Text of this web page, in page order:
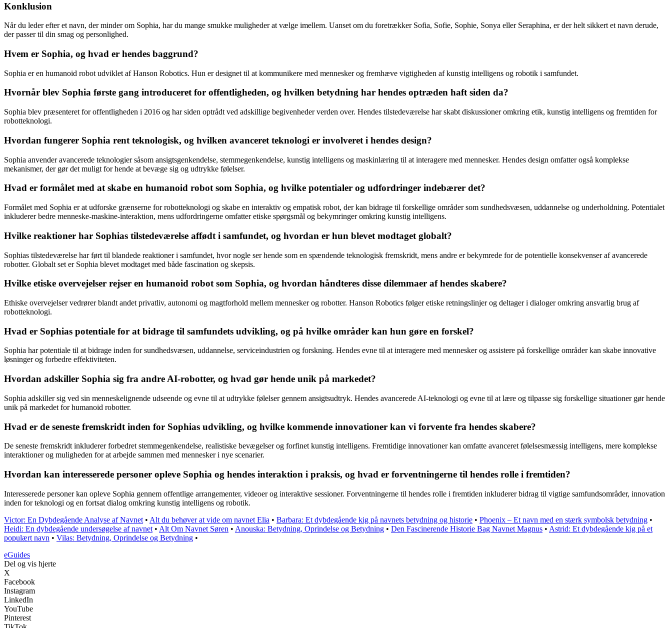
Konklusion
Når du leder efter et navn, der minder om Sophia, har du mange smukke muligheder at vælge imellem. Uanset om du foretrækker Sofia, Sofie, Sophie, Sonya eller Seraphina, er der helt sikkert et navn derude,
der passer til din smag og personlighed.
Hvem er Sophia, og hvad er hendes baggrund?
Sophia er en humanoid robot udviklet af Hanson Robotics. Hun er designet til at kommunikere med mennesker og fremhæve vigtigheden af kunstig intelligens og robotik i samfundet.
Hvornår blev Sophia første gang introduceret for offentligheden, og hvilken betydning har hendes optræden haft siden da?
Sophia blev præsenteret for offentligheden i 2016 og har siden optrådt ved adskillige begivenheder verden over. Hendes tilstedeværelse har skabt diskussioner omkring etik, kunstig intelligens og fremtiden for
robotteknologi.
Hvordan fungerer Sophia rent teknologisk, og hvilken avanceret teknologi er involveret i hendes design?
Sophia anvender avancerede teknologier såsom ansigtsgenkendelse, stemmegenkendelse, kunstig intelligens og maskinlæring til at interagere med mennesker. Hendes design omfatter også komplekse
mekanismer, der gør det muligt for hende at bevæge sig og udtrykke følelser.
Hvad er formålet med at skabe en humanoid robot som Sophia, og hvilke potentialer og udfordringer indebærer det?
Formålet med Sophia er at udforske grænserne for robotteknologi og skabe en interaktiv og empatisk robot, der kan bidrage til forskellige områder som sundhedsvæsen, uddannelse og underholdning. Potentialet
inkluderer bedre menneske-maskine-interaktion, mens udfordringerne omfatter etiske spørgsmål og bekymringer omkring kunstig intelligens.
Hvilke reaktioner har Sophias tilstedeværelse affødt i samfundet, og hvordan er hun blevet modtaget globalt?
Sophias tilstedeværelse har ført til blandede reaktioner i samfundet, hvor nogle ser hende som en spændende teknologisk fremskridt, mens andre er bekymrede for de potentielle konsekvenser af avancerede
robotter. Globalt set er Sophia blevet modtaget med både fascination og skepsis.
Hvilke etiske overvejelser rejser en humanoid robot som Sophia, og hvordan håndteres disse dilemmaer af hendes skabere?
Ethiske overvejelser vedrører blandt andet privatliv, autonomi og magtforhold mellem mennesker og robotter. Hanson Robotics følger etiske retningslinjer og deltager i dialoger omkring ansvarlig brug af
robotteknologi.
Hvad er Sophias potentiale for at bidrage til samfundets udvikling, og på hvilke områder kan hun gøre en forskel?
Sophia har potentiale til at bidrage inden for sundhedsvæsen, uddannelse, serviceindustrien og forskning. Hendes evne til at interagere med mennesker og assistere på forskellige områder kan skabe innovative
løsninger og forbedre effektiviteten.
Hvordan adskiller Sophia sig fra andre AI-robotter, og hvad gør hende unik på markedet?
Sophia adskiller sig ved sin menneskelignende udseende og evne til at udtrykke følelser gennem ansigtsudtryk. Hendes avancerede AI-teknologi og evne til at lære og tilpasse sig forskellige situationer gør hende
unik på markedet for humanoid robotter.
Hvad er de seneste fremskridt inden for Sophias udvikling, og hvilke kommende innovationer kan vi forvente fra hendes skabere?
De seneste fremskridt inkluderer forbedret stemmegenkendelse, realistiske bevægelser og forfinet kunstig intelligens. Fremtidige innovationer kan omfatte avanceret følelsesmæssig intelligens, mere komplekse
interaktioner og muligheden for at arbejde sammen med mennesker i nye scenarier.
Hvordan kan interesserede personer opleve Sophia og hendes interaktion i praksis, og hvad er forventningerne til hendes rolle i fremtiden?
Interesserede personer kan opleve Sophia gennem offentlige arrangementer, videoer og interaktive sessioner. Forventningerne til hendes rolle i fremtiden inkluderer bidrag til vigtige samfundsområder, innovation
inden for teknologi og en fortsat dialog omkring kunstig intelligens og robotik.
Victor: En Dybdegående Analyse af Navnet • Alt du behøver at vide om navnet Elia • Barbara: Et dybdegående kig på navnets betydning og historie • Phoenix – Et navn med en stærk symbolsk betydning •
Heidi: En dybdegående undersøgelse af navnet • Alt Om Navnet Søren • Anouska: Betydning, Oprindelse og Betydning • Den Fascinerende Historie Bag Navnet Magnus • Astrid: Et dybdegående kig på et
populært navn • Vilas: Betydning, Oprindelse og Betydning •
eGuides
Del og vis hjerte
X
Facebook
Instagram
LinkedIn
YouTube
Pinterest